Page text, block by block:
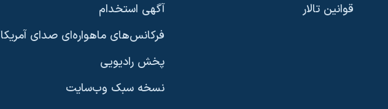
قوانین تالار
آگهی استخدام
فرکانس‌های ماهواره‌ای صدای آمریکا
پخش رادیویی
نسخه سبک وب‌سایت